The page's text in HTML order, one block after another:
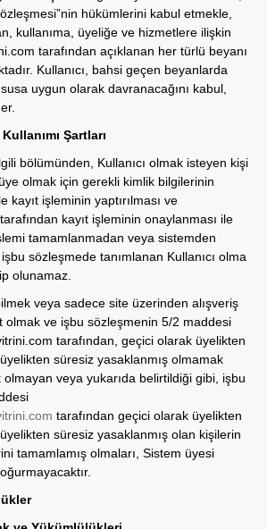
hükümlerini kabul etmekle,
kullanıma, üyeliğe ve hizmetlere ilişkin
tarafından açıklanan her türlü beyanı
Kullanıcı, bahsi geçen beyanlarda
uygun olarak davranacağını kabul,
Şartları
bölümünden, Kullanıcı olmak isteyen kişi
olmak için gerekli kimlik bilgilerinin
kayıt işleminin yaptırılması ve
tarafından kayıt işleminin onaylanması ile
tamamlanmadan veya sistemden
sözleşmede tanımlanan Kullanıcı olma
olunamaz.
veya sadece site üzerinden alışveriş
olmak ve işbu sözleşmenin 5/2 maddesi
tarafından, geçici olarak üyelikten
üyelikten süresiz yasaklanmış olmamak
veya yukarıda belirtildiği gibi, işbu
tarafından geçici olarak üyelikten
üyelikten süresiz yasaklanmış olan kişilerin
tamamlamış olmaları, Sistem üyesi